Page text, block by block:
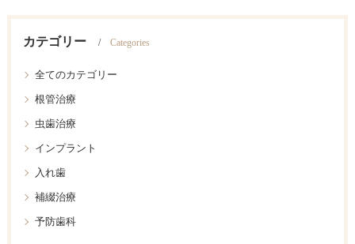
カテゴリー Categories
全てのカテゴリー
根管治療
虫歯治療
インプラント
入れ歯
補綴治療
予防歯科